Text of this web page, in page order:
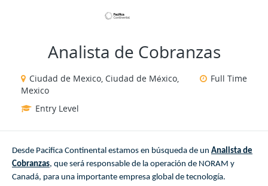
Analista de Cobranzas
Ciudad de Mexico, Ciudad de México,
Mexico
Full Time
Entry Level
Desde Pacifica Continental estamos en búsqueda de un Analista de
Cobranzas, que será responsable de la operación de NORAM y
Canadá, para una importante empresa global de tecnología.